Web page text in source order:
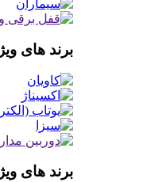
برند های
برند های